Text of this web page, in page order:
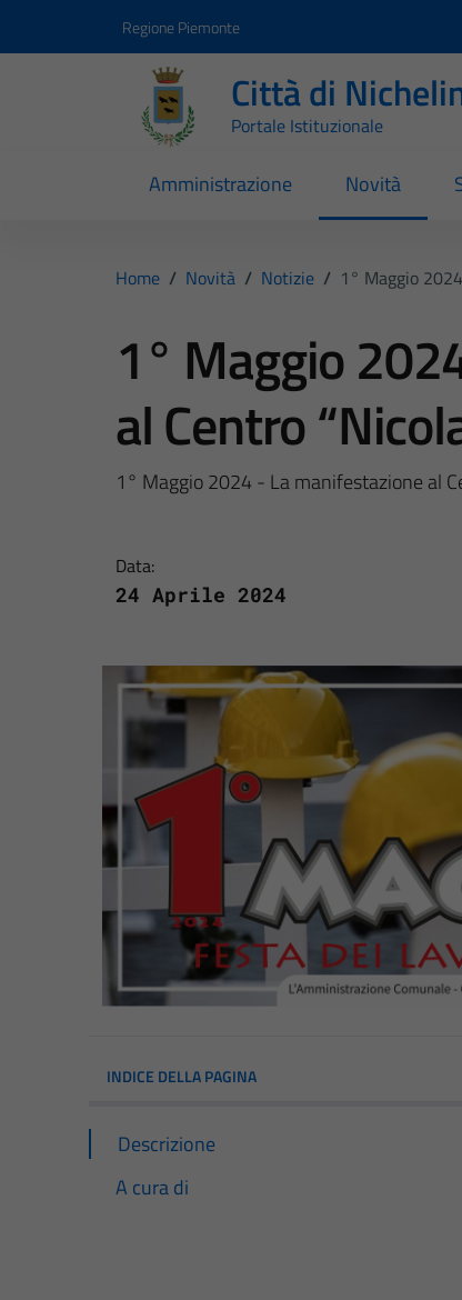
Regione Piemonte
Città di
Portale Istituzionale
Amministrazione Novità
Home / Novità / Notizie / 1° Maggio
1° Maggio
al Centro
1° Maggio 2024 - La manifestazione al
Data:
24 Aprile 2024
INDICE DELLA PAGINA
Descrizione
A cura di